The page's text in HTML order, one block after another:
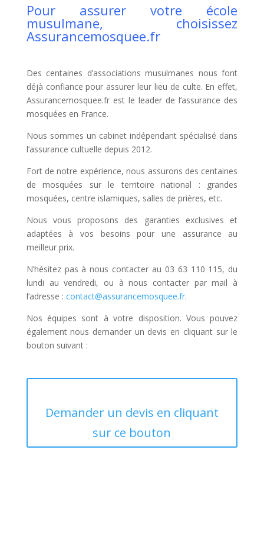
Pour assurer votre école
musulmane, choisissez
Assurancemosquee.fr
Des centaines d’associations musulmanes nous font
déjà confiance pour assurer leur lieu de culte. En effet,
Assurancemosquee.fr est le leader de l’assurance des
mosquées en France.
Nous sommes un cabinet indépendant spécialisé dans
l’assurance cultuelle depuis 2012.
Fort de notre expérience, nous assurons des centaines
de mosquées sur le territoire national : grandes
mosquées, centre islamiques, salles de prières, etc.
Nous vous proposons des garanties exclusives et
adaptées à vos besoins pour une assurance au
meilleur prix.
N’hésitez pas à nous contacter au 03 63 110 115, du
lundi au vendredi, ou à nous contacter par mail à
l’adresse : contact@assurancemosquee.fr.
Nos équipes sont à votre disposition. Vous pouvez
également nous demander un devis en cliquant sur le
bouton suivant :
Demander un devis en cliquant
sur ce bouton